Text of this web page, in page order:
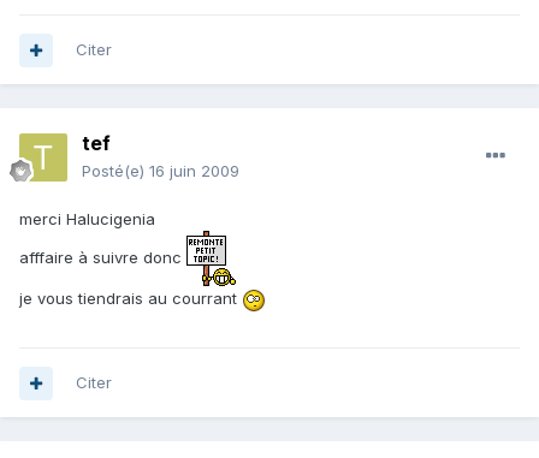
Citer
tef
Posté(e) 16 juin 2009
merci Halucigenia
afffaire à suivre donc
je vous tiendrais au courrant
Citer